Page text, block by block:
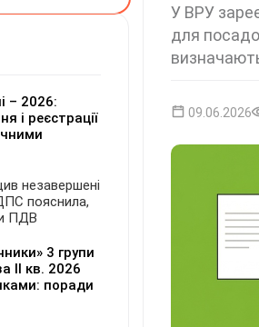
У ВРУ
для
09.06.2026
– 2026:
і реєстрації
незавершені
ДПС пояснила,
ПДВ
3 групи
ІІ кв. 2026
поради